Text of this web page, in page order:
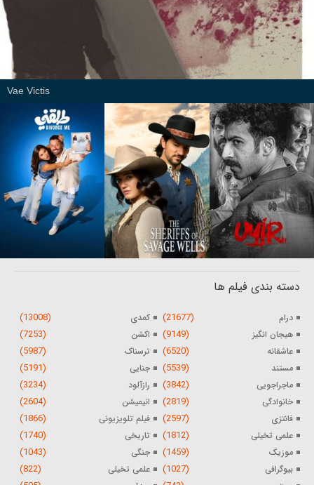
Vae Victis
دسته بندی فیلم ها
درام (21677) کمدی (13008)
هیجان انگیز (9149) اکشن (7253)
عاشقانه (6520) ترسناک (5987)
مستند (5539) جنایی (5191)
ماجراجویی (3842) رازآلود (3234)
خانوادگی (2819) انیمیشن (2604)
فانتزی (2597) فیلم تلویزیونی (1866)
علمی تخیلی (1812) تاریخی (1740)
موزیک (1459) جنگی (1043)
بیوگرافی (1027) علمی تخیلی (822)